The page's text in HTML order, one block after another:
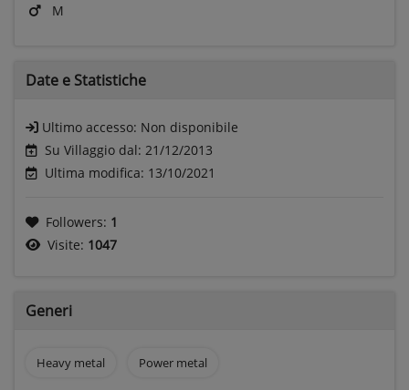
M
Date e Statistiche
Ultimo accesso: Non disponibile
Su Villaggio dal: 21/12/2013
Ultima modifica: 13/10/2021
Followers: 1
Visite: 1047
Generi
Heavy metal Power metal